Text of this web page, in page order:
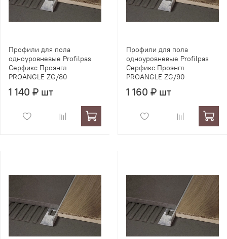
Профили для пола
одноуровневые Profilpas
Серфикс Проэнгл
PROANGLE ZG/80
1 140 ₽ шт
Профили для пола
одноуровневые Profilpas
Серфикс Проэнгл
PROANGLE ZG/90
1 160 ₽ шт